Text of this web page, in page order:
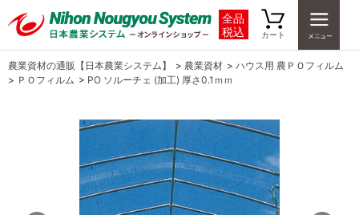
全品
税込
カート
農業資材の通販【日本農業システム】 > 農業資材 > ハウス用 農ＰＯフィルム
> ＰＯフィルム > PO ソルーチェ (加工) 厚さ0.1ｍｍ